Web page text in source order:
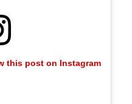
this post on Instagram